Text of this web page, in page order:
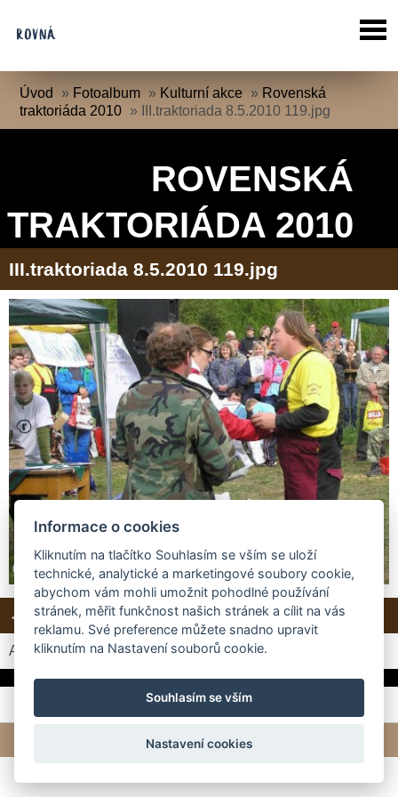
Úvod » Fotoalbum » Kulturní akce » Rovenská
traktoriáda 2010 » III.traktoriada 8.5.2010 119.jpg
ROVENSKÁ
TRAKTORIÁDA 2010
III.traktoriada 8.5.2010 119.jpg
← Předchozí Další → Zpět do složky
Automatické procházení: 3|4|5| 6|7(čas ve vteřinách)
© 2026 eStránky.cz | Tvorba webových stránek
Informace o cookies
Kliknutím na tlačítko Souhlasím se vším se uloží
technické, analytické a marketingové soubory cookie,
abychom vám mohli umožnit pohodlné používání
stránek, měřit funkčnost našich stránek a cílit na vás
reklamu. Své preference můžete snadno upravit
kliknutím na Nastavení souborů cookie.
Souhlasím se vším
Nastavení cookies